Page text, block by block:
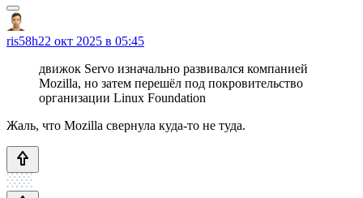
ris58h22 окт 2025 в 05:45
движок Servo изначально развивался компанией
Mozilla, но затем перешёл под покровительство
организации Linux Foundation
Жаль, что Mozilla свернула куда-то не туда.